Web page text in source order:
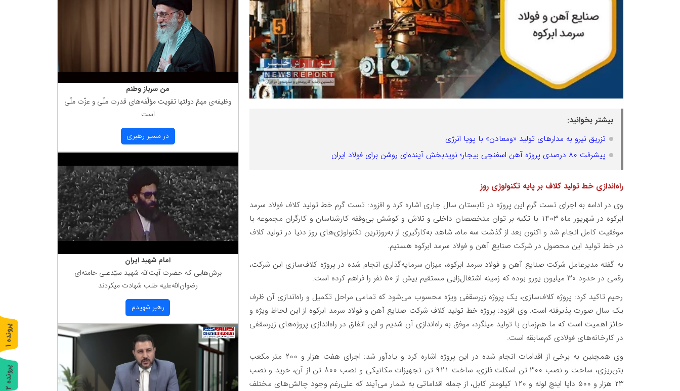
بیشتر بخوانید:
تزریق نیرو به مدارهای تولید «ومعادن» با پویا انرژی
پیشرفت ۸۰ درصدی پروژه آهن اسفنجی بیجار؛ نویدبخش آینده‌ای روشن برای فولاد ایران
راه‌اندازی خط تولید کلاف بر پایه تکنولوژی روز
وی در ادامه به اجرای تست گرم این پروژه در تابستان سال جاری اشاره کرد و افزود: تست گرم خط تولید کلاف فولاد سرمد
ابرکوه در شهریور ماه ۱۴۰۳ با تکیه بر توان متخصصان داخلی و تلاش و کوشش بی‌وقفه کارشناسان و کارگران مجموعه با
موفقیت کامل انجام شد و اکنون بعد از گذشت سه ماه، شاهد به‌کارگیری از به‌روزترین تکنولوژی‌های روز دنیا در تولید کلاف
در خط تولید این محصول در شرکت صنایع آهن و فولاد سرمد ابرکوه هستیم.
به گفته مدیرعامل شرکت صنایع آهن و فولاد سرمد ابرکوه، میزان سرمایه‌گذاری انجام شده در پروژه کلاف‌سازی این شرکت،
رقمی در حدود ۳۰ میلیون یورو بوده که زمینه اشتغال‌زایی مستقیم بیش از ۵۰ نفر را فراهم کرده است.
رحیم تاکید کرد: پروژه کلاف‌سازی، یک پروژه زیرسقفی ویژه محسوب می‌شود که تمامی مراحل تکمیل و راه‌اندازی آن ظرف
یک سال صورت پذیرفته است. وی افزود: پروژه خط تولید کلاف شرکت صنایع آهن و فولاد سرمد ابرکوه از این لحاظ ویژه و
حائز اهمیت است که ما هم‌زمان با تولید میلگرد، موفق به راه‌اندازی آن شدیم و این اتفاق در راه‌اندازی پروژه‌های زیرسقفی
در کارخانه‌های فولادی کم‌سابقه است.
وی همچنین به برخی از اقدامات انجام شده در این پروژه اشاره کرد و یادآور شد: اجرای هفت هزار و ۲۰۰ متر مکعب
بتن‌ریزی، ساخت و نصب ۳۰۰ تن اسکلت فلزی، ساخت ۹۲۱ تن تجهیزات مکانیکی و نصب ۸۰۰ تن از آن، خرید و نصب
۲۳ هزار و ۵۰۰ دایا اینچ لوله و ۱۲۰ کیلومتر کابل، از جمله اقداماتی به شمار می‌آیند که علی‌رغم وجود چالش‌های مختلف
من سرباز وطنم
وظیفه‌ی مهمّ دولتها تقویت مؤلّفه‌های قدرت ملّی و عزّت ملّی
است
در مسیر رهبری
امام شهید ایران
برش‌هایی كه حضرت آیت‌الله شهید سیّدعلی خامنه‌ای
رضوان‌الله‌علیه طلب شهادت میكردند
رهبر شهیدم
پ
ر
و
ن
د
ه
1
پ
ر
و
ن
د
ه
2